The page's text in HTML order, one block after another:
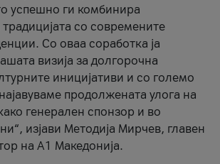
успешно ги комбинира
со современите
Со оваа соработка ја
визија за долгорочна
иницијативи и со големо
продолжената улога на
генерален спонзор и во
изјави Методија Мирчев, главен
на A1 Македонија.